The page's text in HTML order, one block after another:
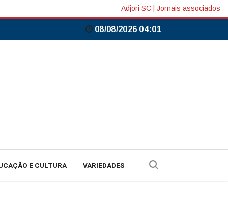
Adjori SC Jornais associados
08/08/2026 04:01
E CULTURA VARIEDADES